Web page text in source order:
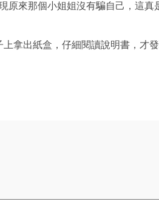
來那個小姐姐沒有騙自己，這
拿出紙盒，仔細閱讀說明書，才